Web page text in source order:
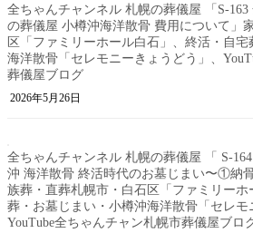
全ちゃんチャンネル 札幌の葬儀屋 「S-
の葬儀屋 小樽沖海洋散骨 費用について」
区「ファミリーホール白石」、終活・自
海洋散骨「セレモニーきょうどう」、
葬儀屋ブログ
2026年5月26日
全ちゃんチャンネル 札幌の葬儀屋 「 S-
沖 海洋散骨 終活時代のお墓じまい〜①納
族葬・直葬札幌市・白石区「ファミリー
葬・お墓じまい・小樽沖海洋散骨「セレモ
YouTube全ちゃんチャン札幌市葬儀屋ブロ